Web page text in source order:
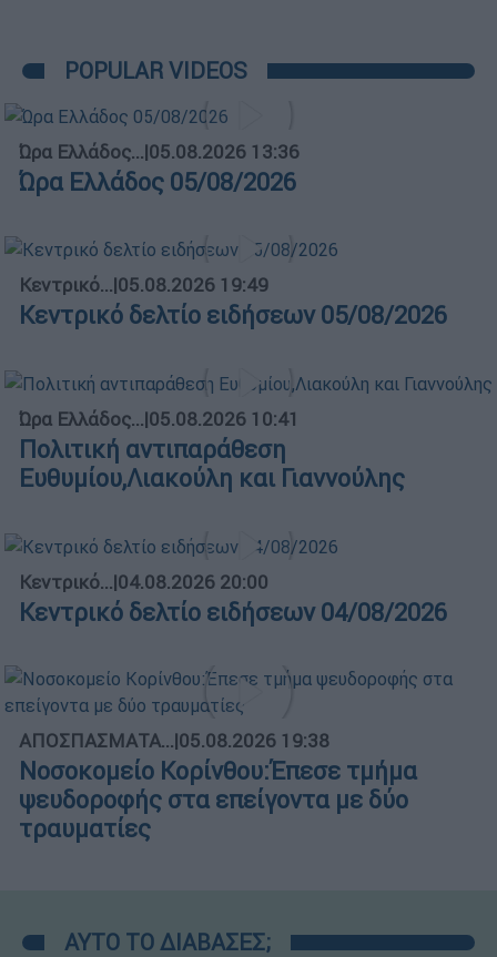
POPULAR VIDEOS
Ώρα Ελλάδος...|05.08.2026 13:36
Ώρα Ελλάδος 05/08/2026
Κεντρικό...|05.08.2026 19:49
Κεντρικό δελτίο ειδήσεων 05/08/2026
Ώρα Ελλάδος...|05.08.2026 10:41
Πολιτική αντιπαράθεση
Ευθυμίου,Λιακούλη και Γιαννούλης
Κεντρικό...|04.08.2026 20:00
Κεντρικό δελτίο ειδήσεων 04/08/2026
ΑΠΟΣΠΑΣΜΑΤΑ...|05.08.2026 19:38
Νοσοκομείο Κορίνθου:Έπεσε τμήμα
ψευδοροφής στα επείγοντα με δύο
τραυματίες
ΑΥΤΟ ΤΟ ΔΙΑΒΑΣΕΣ;